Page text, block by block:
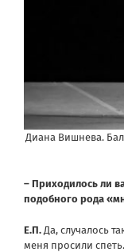
Диана Вишнева.
– Приходилось ли
подобного рода
Е.П. Да, случалось
меня просили